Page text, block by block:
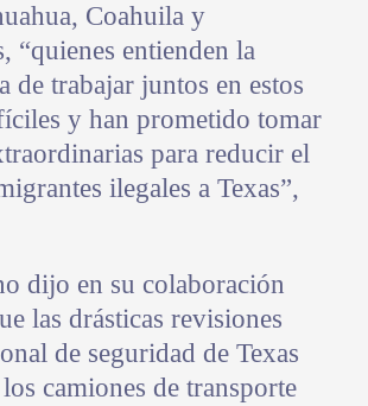
Coahuila y
“quienes entienden la
de trabajar juntos en estos
y han prometido tomar
para reducir el
ilegales a Texas”,
dijo en su colaboración
las drásticas revisiones
de seguridad de Texas
camiones de transporte